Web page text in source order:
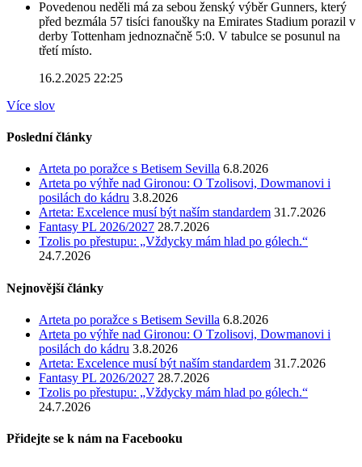
Povedenou neděli má za sebou ženský výběr Gunners, který
před bezmála 57 tisíci fanoušky na Emirates Stadium porazil v
derby Tottenham jednoznačně 5:0. V tabulce se posunul na
třetí místo.
16.2.2025 22:25
Více slov
Poslední články
Arteta po poražce s Betisem Sevilla 6.8.2026
Arteta po výhře nad Gironou: O Tzolisovi, Dowmanovi i
posilách do kádru 3.8.2026
Arteta: Excelence musí být naším standardem 31.7.2026
Fantasy PL 2026/2027 28.7.2026
Tzolis po přestupu: „Vždycky mám hlad po gólech.“
24.7.2026
Nejnovější články
Arteta po poražce s Betisem Sevilla 6.8.2026
Arteta po výhře nad Gironou: O Tzolisovi, Dowmanovi i
posilách do kádru 3.8.2026
Arteta: Excelence musí být naším standardem 31.7.2026
Fantasy PL 2026/2027 28.7.2026
Tzolis po přestupu: „Vždycky mám hlad po gólech.“
24.7.2026
Přidejte se k nám na Facebooku